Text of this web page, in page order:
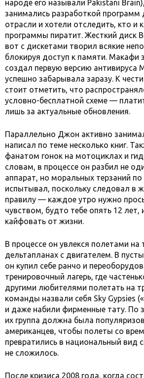
народе его называли Pakistani
занимались разработкой
отрасли и хотели отследить, кто и
программы пиратит. Жесткий диск
вот с дискетами творил всякие
блокируя доступ к памяти. Макафи
создал первую версию антивируса
успешно забарывала заразу. К
стоит отметить, что
условно-бесплатной схеме —
лишь за актуальные обновления.
Параллельно Джон активно
написал по теме несколько книг.
фанатом гонок на мотоциклах и
словам, в процессе он разбил не
аппарат, но моральных терзаний
испытывал, поскольку следовал в
правилу — каждое утро нужно
чувством, будто тебе опять 12 лет,
кайфовать от жизни.
В процессе он увлекся полетами на
дельтапланах с двигателем. В
он купил себе ранчо и
тренировочный лагерь, где
другими любителями полетать на
команды назвали себя Sky Gypsies
и даже набили фирменные тату. По
их группа должна была
американцев, чтобы полеты со
превратились в национальный вид
не сложилось.
После кризиса 2008 года, когда